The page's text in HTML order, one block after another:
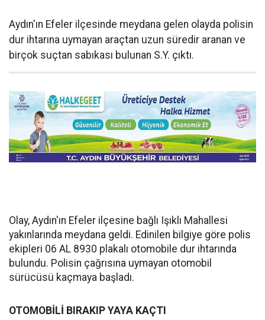
Aydın'ın Efeler ilçesinde meydana gelen olayda polisin
dur ihtarına uymayan araçtan uzun süredir aranan ve
birçok suçtan sabıkası bulunan S.Y. çıktı.
Olay, Aydın'ın Efeler ilçesine bağlı Işıklı Mahallesi
yakınlarında meydana geldi. Edinilen bilgiye göre polis
ekipleri 06 AL 8930 plakalı otomobile dur ihtarında
bulundu. Polisin çağrısına uymayan otomobil
sürücüsü kaçmaya başladı.
OTOMOBİLİ BIRAKIP YAYA KAÇTI